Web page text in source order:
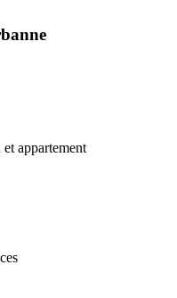
appartement